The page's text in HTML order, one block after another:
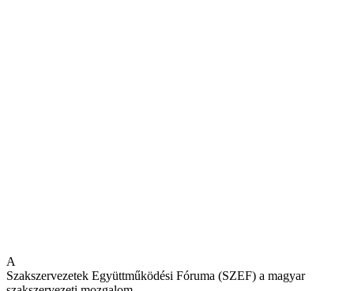
A
Szakszervezetek Együttműködési Fóruma (SZEF) a magyar